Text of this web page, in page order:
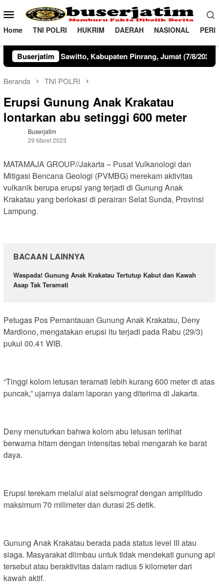
ke
konten
Menu
Mobile
Home TNI POLRI HUKRIM DAERAH NASIONAL
Buserjatim AKBP Edy Sabhara
Beranda TNI POLRI
Erupsi Gunung Anak Krakatau
lontarkan abu setinggi 600 meter
Buserjatim
29 Maret 2023
MATAMAJA GROUP//Jakarta – Pusat Vulkanologi dan
Mitigasi Bencana Geologi (PVMBG) merekam aktivitas
vulkanik berupa erupsi yang terjadi di Gunung Anak
Krakatau yang berlokasi di perairan Selat Sunda, Provinsi
Lampung.
BACAAN LAINNYA
Waspada! Gunung Anak Krakatau Tertutup Kabut dan Kawah
Asap Tak Teramati
Petugas Pos Pemantauan Gunung Anak Krakatau, Deny
Mardiono, mengatakan erupsi itu terjadi pada Rabu (29/3)
pukul 00.41 WIB.
“Tinggi kolom letusan teramati lebih kurang 600 meter di atas
puncak,” ujarnya dalam laporan yang diterima di Jakarta.
Deny menuturkan bahwa kolom abu letusan terlihat
berwarna hitam dengan intensitas tebal mengarah ke barat
daya.
Erupsi terekam melalui alat seismograf dengan amplitudo
maksimum 70 milimeter dan durasi 25 detik.
Gunung Anak Krakatau berada pada status level III atau
siaga. Masyarakat diimbau untuk tidak mendekati gunung api
tersebut atau beraktivitas dalam radius 5 kilometer dari
kawah aktif.